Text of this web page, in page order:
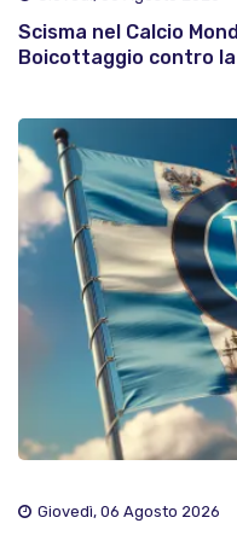
Scisma nel Calcio
Boicottaggio contro la
Giovedì, 06 Agosto 2026